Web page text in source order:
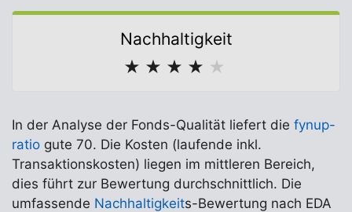
Nachhaltigkeit
★ ★ ★ ★ ★
In der Analyse der Fonds-Qualität liefert die fynup-
ratio gute 70. Die Kosten (laufende inkl.
Transaktionskosten) liegen im mittleren Bereich,
dies führt zur Bewertung durchschnittlich. Die
umfassende Nachhaltigkeits-Bewertung nach EDA